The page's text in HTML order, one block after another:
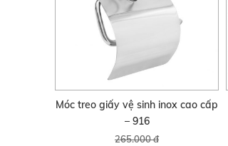
Móc treo giấy vệ sinh inox cao cấp
– 916
265.000 đ